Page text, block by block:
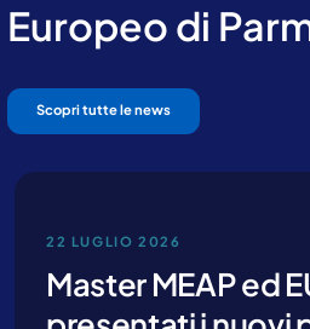
Europeo di
Scopri tutte le news
22 LUGLIO 2026
Master MEAP ed
Contattaci per ricevere
informazioni